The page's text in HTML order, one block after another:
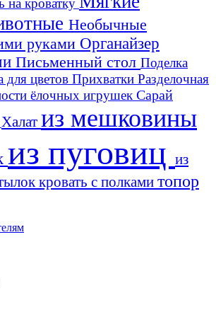
на кроватку
Необычные
руками Органайзер
Письменный стол Поделка
для цветов Прихватки Разделочная
ёлочных игрушек Сарай
Халат из мешковины
из пуговиц из
кровать с полками топор